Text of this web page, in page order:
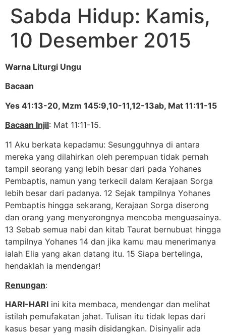
Sabda Hidup: Kamis,
10 Desember 2015
Warna Liturgi Ungu
Bacaan
Yes 41:13-20, Mzm 145:9,10-11,12-13ab, Mat 11:11-15
Bacaan Injil: Mat 11:11-15.
11 Aku berkata kepadamu: Sesungguhnya di antara
mereka yang dilahirkan oleh perempuan tidak pernah
tampil seorang yang lebih besar dari pada Yohanes
Pembaptis, namun yang terkecil dalam Kerajaan Sorga
lebih besar dari padanya. 12 Sejak tampilnya Yohanes
Pembaptis hingga sekarang, Kerajaan Sorga diserong
dan orang yang menyerongnya mencoba menguasainya.
13 Sebab semua nabi dan kitab Taurat bernubuat hingga
tampilnya Yohanes 14 dan jika kamu mau menerimanya
ialah Elia yang akan datang itu. 15 Siapa bertelinga,
hendaklah ia mendengar!
Renungan:
HARI-HARI ini kita membaca, mendengar dan melihat
istilah pemufakatan jahat. Tulisan itu tidak lepas dari
kasus besar yang masih disidangkan. Disinyalir ada